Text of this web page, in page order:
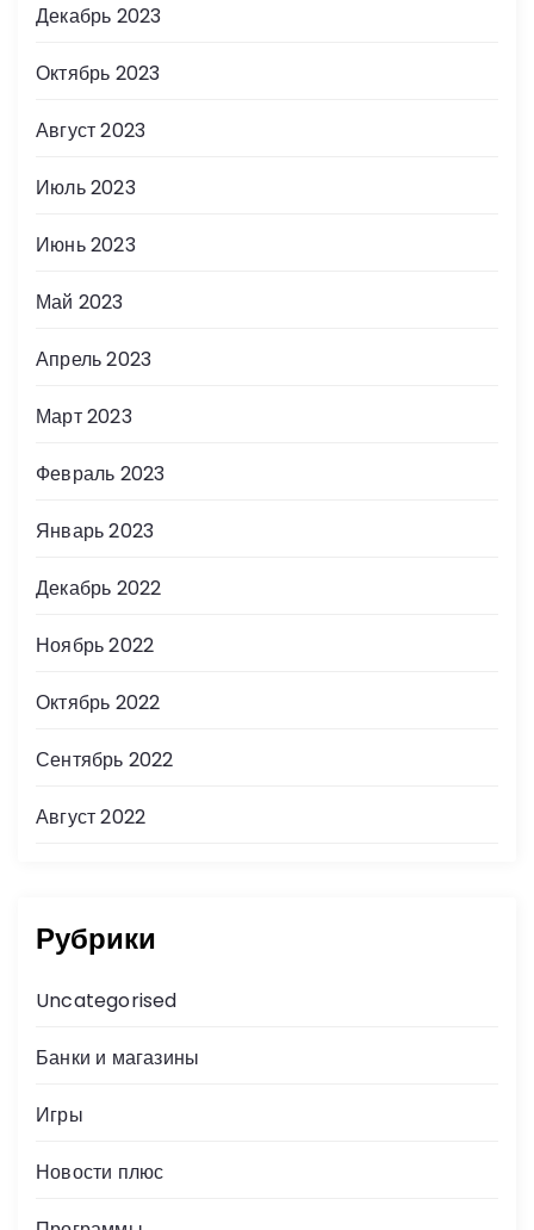
Декабрь 2023
Октябрь 2023
Август 2023
Июль 2023
Июнь 2023
Май 2023
Апрель 2023
Март 2023
Февраль 2023
Январь 2023
Декабрь 2022
Ноябрь 2022
Октябрь 2022
Сентябрь 2022
Август 2022
Рубрики
Uncategorised
Банки и магазины
Игры
Новости плюс